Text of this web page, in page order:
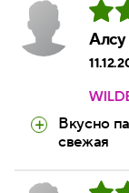
Алсу
Вкусно
свежая